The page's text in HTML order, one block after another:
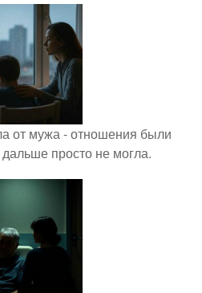
от мужа - отношения были
просто не могла.